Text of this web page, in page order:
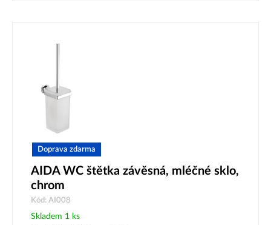
Doprava zdarma
AIDA WC štětka závěsná, mléčné sklo,
chrom
Kód: AI008
Skladem 1 ks